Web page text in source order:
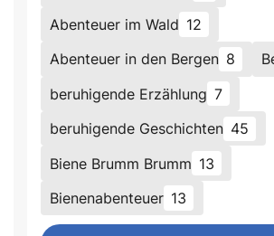
Abenteuer im Wald 12
Abenteuer in den Bergen 8
beruhigende Erzählung 7
beruhigende Geschichten 45
Biene Brumm Brumm 13
Bienenabenteuer 13